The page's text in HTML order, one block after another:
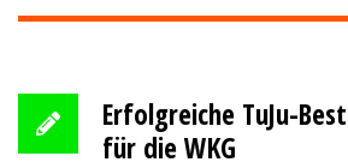
Erfolgreiche TuJu-
für die WKG